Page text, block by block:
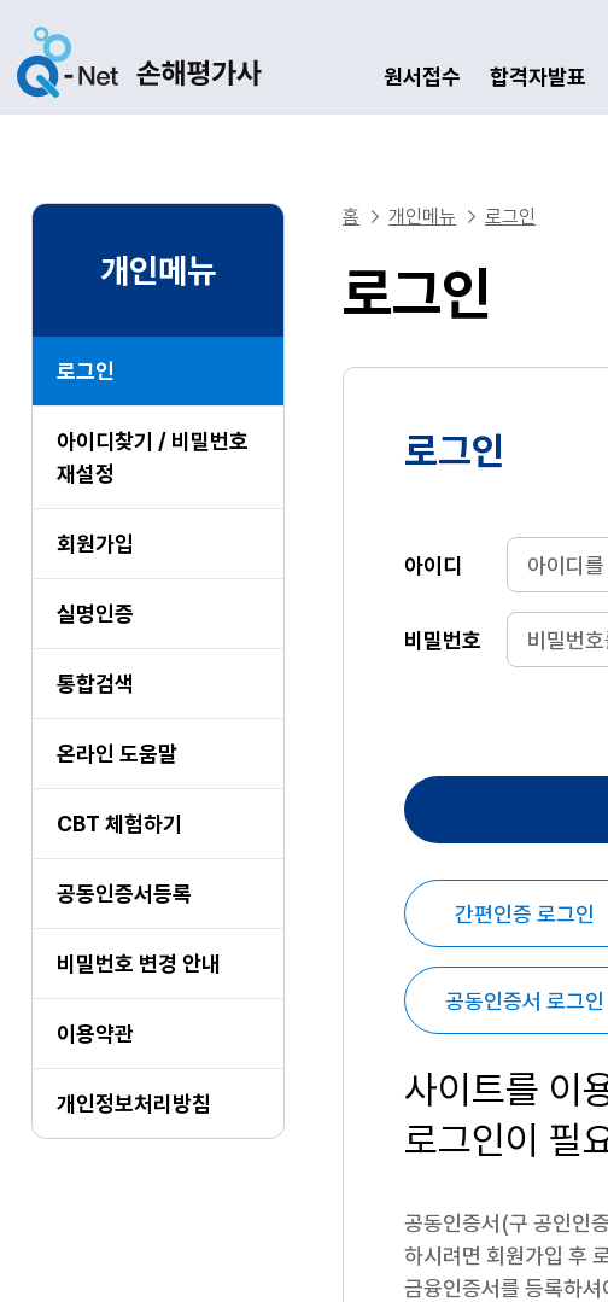
원서접수 합격자발표
개인메뉴
로그인
아이디찾기 / 비밀번호
재설정
회원가입
실명인증
통합검색
온라인 도움말
CBT 체험하기
공동인증서등록
비밀번호 변경 안내
이용약관
개인정보처리방침
홈 개인메뉴 로그인
로그인
로그인
아이디
비밀번호
간편인증 로그인
공동인증서 로그인
사이트를 이
로그인이 필
공동인증서(구 공인인
하시려면 회원가입 후
금융인증서를 등록하셔